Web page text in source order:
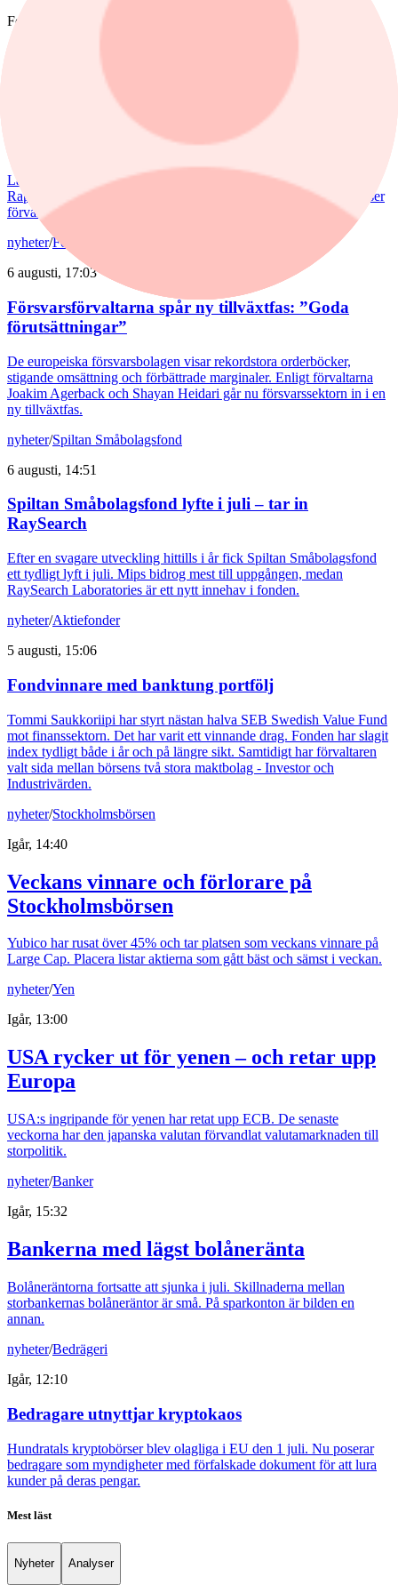
Fonder
Förvaltaren efter Troax rusning:
"Fortsatt stor potential"
Lancelot Sverige steg 8,6% i juli, mot 2,2% för jämförelseindex.
Rapportvinnarna Mips och Troax bidrog till uppgången. I Troax ser
förvaltaren Erik Bertilsson fortsatt stor potential.
nyheter/Försvarsbolag
6 augusti, 17:03
Försvarsförvaltarna spår ny tillväxtfas: ”Goda
förutsättningar”
De europeiska försvarsbolagen visar rekordstora orderböcker,
stigande omsättning och förbättrade marginaler. Enligt förvaltarna
Joakim Agerback och Shayan Heidari går nu försvarssektorn in i en
ny tillväxtfas.
nyheter/Spiltan Småbolagsfond
6 augusti, 14:51
Spiltan Småbolagsfond lyfte i juli – tar in
RaySearch
Efter en svagare utveckling hittills i år fick Spiltan Småbolagsfond
ett tydligt lyft i juli. Mips bidrog mest till uppgången, medan
RaySearch Laboratories är ett nytt innehav i fonden.
nyheter/Aktiefonder
5 augusti, 15:06
Fondvinnare med banktung portfölj
Tommi Saukkoriipi har styrt nästan halva SEB Swedish Value Fund
mot finanssektorn. Det har varit ett vinnande drag. Fonden har slagit
index tydligt både i år och på längre sikt. Samtidigt har förvaltaren
valt sida mellan börsens två stora maktbolag - Investor och
Industrivärden.
nyheter/Stockholmsbörsen
Igår, 14:40
Veckans vinnare och förlorare på
Stockholmsbörsen
Yubico har rusat över 45% och tar platsen som veckans vinnare på
Large Cap. Placera listar aktierna som gått bäst och sämst i veckan.
nyheter/Yen
Igår, 13:00
USA rycker ut för yenen – och retar upp
Europa
USA:s ingripande för yenen har retat upp ECB. De senaste
veckorna har den japanska valutan förvandlat valutamarknaden till
storpolitik.
nyheter/Banker
Igår, 15:32
Bankerna med lägst bolåneränta
Bolåneräntorna fortsatte att sjunka i juli. Skillnaderna mellan
storbankernas bolåneräntor är små. På sparkonton är bilden en
annan.
nyheter/Bedrägeri
Igår, 12:10
Bedragare utnyttjar kryptokaos
Hundratals kryptobörser blev olagliga i EU den 1 juli. Nu poserar
bedragare som myndigheter med förfalskade dokument för att lura
kunder på deras pengar.
Mest läst
Nyheter Analyser